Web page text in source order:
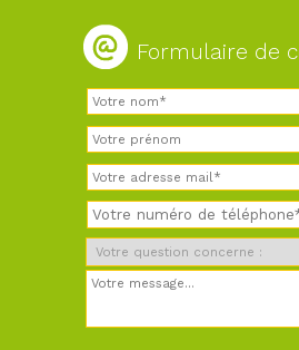
Formulaire de